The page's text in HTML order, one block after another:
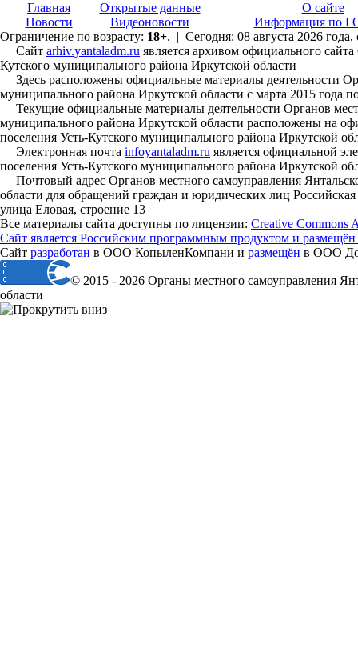
Главная Открытые данные
О сайте
Новости
Видеоновости
Информация по
Ограничение по возрасту: 18+. | Сегодня: 08 августа 2026
Сайт arhiv.yantaladm.ru является архивом официального
Кутского муниципального района Иркутской области
Здесь расположены официальные материалы деятельности
муниципального района Иркутской области с марта 2015 года
Текущие официальные материалы деятельности Органов
муниципального района Иркутской области расположены на
поселения Усть-Кутского муниципального района Иркутской
Электронная почта infoyantaladm.ru является официальной
поселения Усть-Кутского муниципального района Иркутской
Почтовый адрес Органов местного самоуправления
области для обращений граждан и юридических лиц
улица Еловая, строение 13
Все материалы сайта доступны по лицензии: Creative Commons
Сайт является Российским программным продуктом и
Сайт разработан в ООО КопыленКомпани и размещён в ООО
© 2015 - 2026 Органы местного самоуправления
области